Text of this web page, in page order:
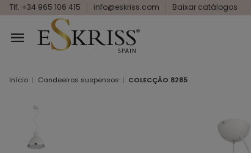
Tlf. +34 965 106 415 info@eskriss.com Baixar catálogos
Início Candeeiros suspensos COLECÇÃO 8285